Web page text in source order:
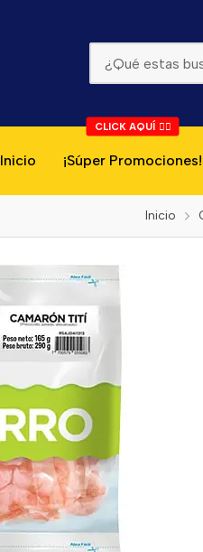
Inicio ¡Súper Promociones!
CLICK AQUÍ 👇🏻
Inicio